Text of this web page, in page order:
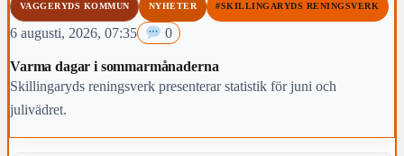
VAGGERYDS KOMMUN NYHETER #SKILLINGARYDS RENINGSVERK
6 augusti, 2026, 07:35 0
Varma dagar i sommarmånaderna
Skillingaryds reningsverk presenterar statistik för juni och
julivädret.